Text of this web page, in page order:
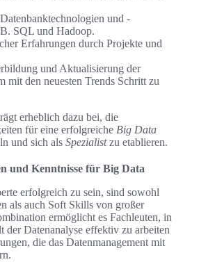
und -
SQL und Hadoop.
Erfahrungen durch Projekte und
und Aktualisierung der
mit den neuesten Trends Schritt zu
erheblich dazu bei, die
für eine erfolgreiche Big Data
und sich als Spezialistzu etablieren.
und Kenntnisse für Big Data
erfolgreich zu sein, sind sowohl
als auch Soft Skills von großer
ermöglicht es Fachleuten, in
der Datenanalyse effektiv zu arbeiten
die das Datenmanagement mit